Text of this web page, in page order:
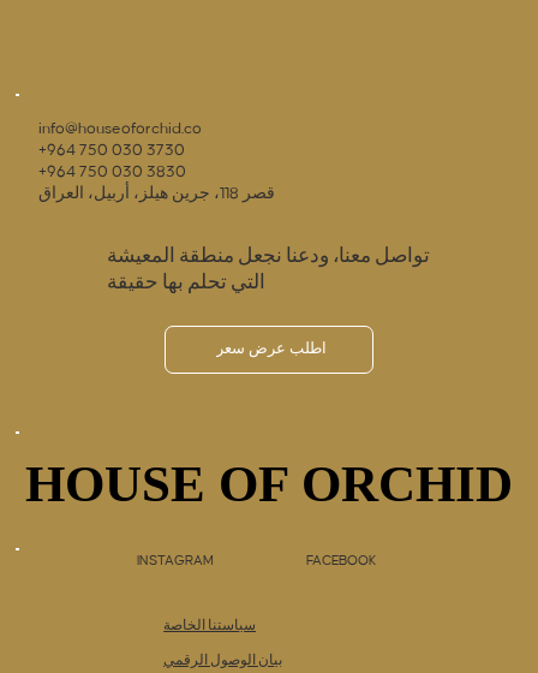
info@houseoforchid.co
+964 750 030 3730
+964 750 030 3830
قصر 118، جرين هيلز، أربيل، العراق
تواصل معنا، ودعنا نجعل منطقة المعيشة
التي تحلم بها حقيقة
اطلب عرض سعر
HOUSE OF ORCHID
HOUSE OF ORCHID
INSTAGRAM FACEBOOK
سياستنا الخاصة
بيان الوصول الرقمي